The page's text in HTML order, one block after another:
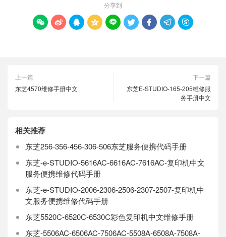
分享到
        
上一篇
东芝4570维修手册中文
下一篇
东芝E-STUDIO-165-205维修服
务手册中文
相关推荐
东芝256-356-456-306-506东芝服务便携代码手册
东芝-e-STUDIO-5616AC-6616AC-7616AC-复印机中文
服务便携维修代码手册
东芝-e-STUDIO-2006-2306-2506-2307-2507-复印机中
文服务便携维修代码手册
东芝5520C-6520C-6530C彩色复印机中文维修手册
东芝-5506AC-6506AC-7506AC-5508A-6508A-7508A-